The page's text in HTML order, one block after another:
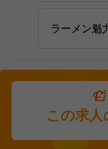
ラーメン魁
この求